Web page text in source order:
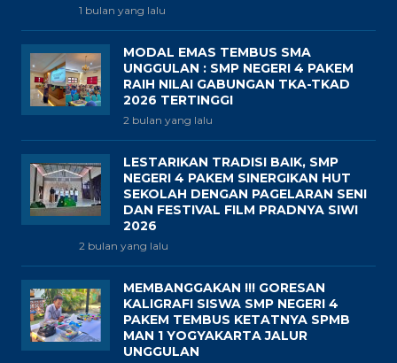
1 bulan yang lalu
MODAL EMAS TEMBUS SMA
UNGGULAN : SMP NEGERI 4 PAKEM
RAIH NILAI GABUNGAN TKA-TKAD
2026 TERTINGGI
2 bulan yang lalu
LESTARIKAN TRADISI BAIK, SMP
NEGERI 4 PAKEM SINERGIKAN HUT
SEKOLAH DENGAN PAGELARAN SENI
DAN FESTIVAL FILM PRADNYA SIWI
2026
2 bulan yang lalu
MEMBANGGAKAN !!! GORESAN
KALIGRAFI SISWA SMP NEGERI 4
PAKEM TEMBUS KETATNYA SPMB
MAN 1 YOGYAKARTA JALUR
UNGGULAN